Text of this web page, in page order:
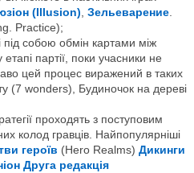
(Illusion), Зельеварение.
Practice);
собою обмін картами між
партії, поки учасники не
цей процес виражений в таких
(7 wonders), Будиночок на дереві
проходять з поступовим
колод гравців. Найпопулярніші
героїв (Hero Realms) Дикинги
Друга редакція